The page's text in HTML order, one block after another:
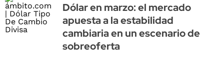
Dólar en marzo: el mercado
apuesta a la estabilidad
cambiaria en un escenario de
sobreoferta